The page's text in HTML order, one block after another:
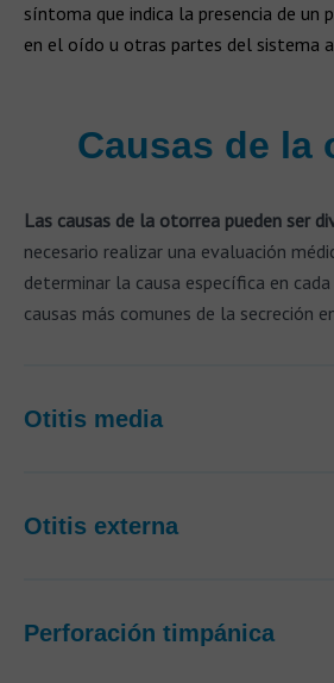
síntoma que indica la presencia de un
en el oído u otras partes del sistema
Causas de la
Las causas de la otorrea pueden ser
necesario realizar una evaluación
determinar la causa específica en
causas más comunes de la secreción
Otitis media
Otitis externa
Perforación timpánica